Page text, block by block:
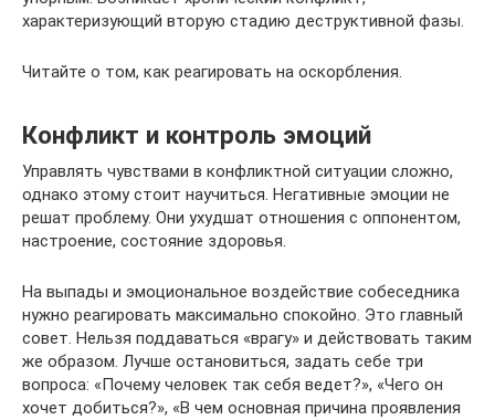
характеризующий вторую стадию деструктивной фазы.
Читайте о том, как реагировать на оскорбления.
Конфликт и контроль эмоций
Управлять чувствами в конфликтной ситуации сложно,
однако этому стоит научиться. Негативные эмоции не
решат проблему. Они ухудшат отношения с оппонентом,
настроение, состояние здоровья.
На выпады и эмоциональное воздействие собеседника
нужно реагировать максимально спокойно. Это главный
совет. Нельзя поддаваться «врагу» и действовать таким
же образом. Лучше остановиться, задать себе три
вопроса: «Почему человек так себя ведет?», «Чего он
хочет добиться?», «В чем основная причина проявления